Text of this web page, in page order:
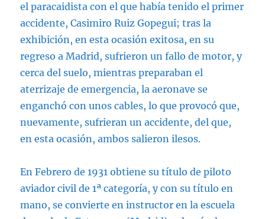
el paracaidista con el que había tenido el primer
accidente, Casimiro Ruiz Gopegui; tras la
exhibición, en esta ocasión exitosa, en su
regreso a Madrid, sufrieron un fallo de motor, y
cerca del suelo, mientras preparaban el
aterrizaje de emergencia, la aeronave se
enganchó con unos cables, lo que provocó que,
nuevamente, sufrieran un accidente, del que,
en esta ocasión, ambos salieron ilesos.
En Febrero de 1931 obtiene su título de piloto
aviador civil de 1ª categoría, y con su título en
mano, se convierte en instructor en la escuela